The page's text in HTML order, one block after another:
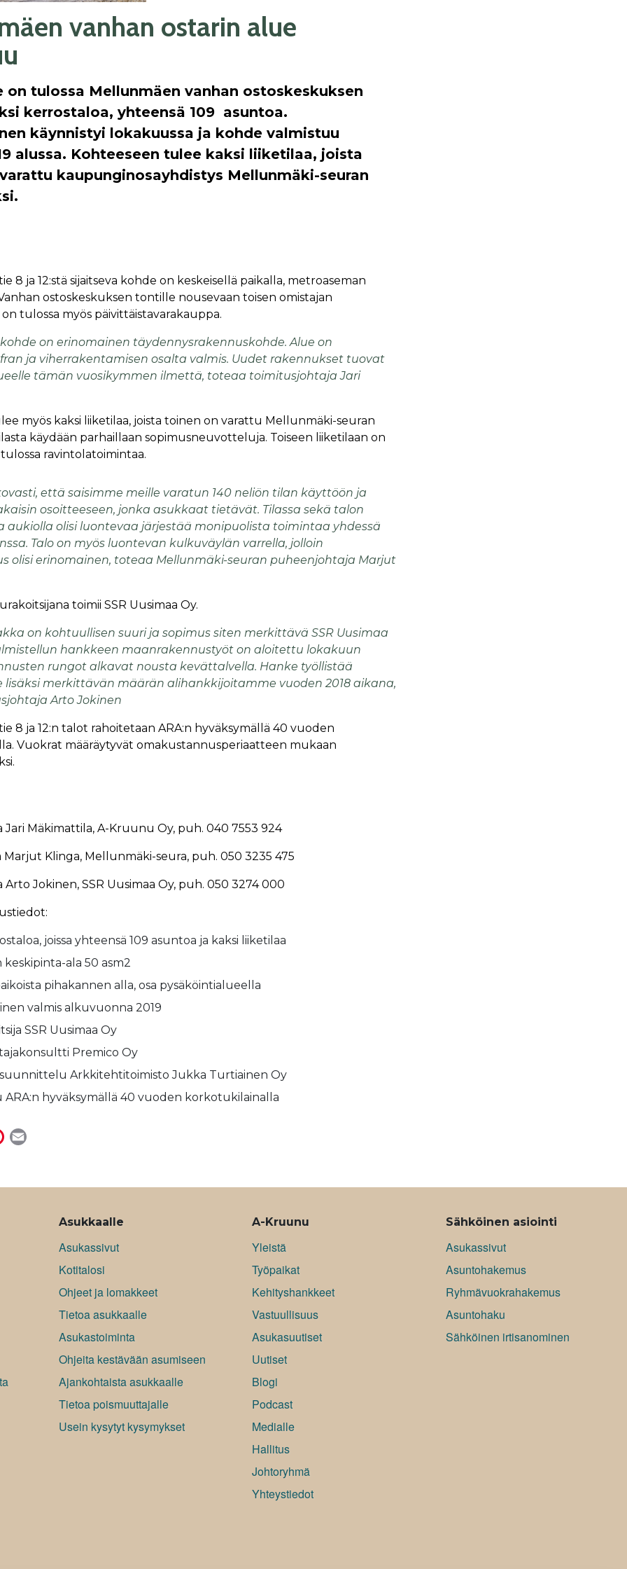
vanhan ostarin alue
on tulossa Mellunmäen vanhan ostoskeskuksen
kerrostaloa, yhteensä 109 asuntoa.
käynnistyi lokakuussa ja kohde valmistuu
alussa. Kohteeseen tulee kaksi liiketilaa, joista
kaupunginosayhdistys Mellunmäki-seuran
8 ja 12:stä sijaitseva kohde on keskeisellä paikalla, metroaseman
Vanhan ostoskeskuksen tontille nousevaan toisen omistajan
tulossa myös päivittäistavarakauppa.
on erinomainen täydennysrakennuskohde. Alue on
ja viherrakentamisen osalta valmis. Uudet rakennukset tuovat
tämän vuosikymmen ilmettä, toteaa toimitusjohtaja Jari
myös kaksi liiketilaa, joista toinen on varattu Mellunmäki-seuran
käydään parhaillaan sopimusneuvotteluja. Toiseen liiketilaan on
ravintolatoimintaa.
että saisimme meille varatun 140 neliön tilan käyttöön ja
osoitteeseen, jonka asukkaat tietävät. Tilassa sekä talon
aukiolla olisi luontevaa järjestää monipuolista toimintaa yhdessä
Talo on myös luontevan kulkuväylän varrella, jolloin
olisi erinomainen, toteaa Mellunmäki-seuran puheenjohtaja Marjut
toimii SSR Uusimaa Oy.
on kohtuullisen suuri ja sopimus siten merkittävä SSR Uusimaa
hankkeen maanrakennustyöt on aloitettu lokakuun
rungot alkavat nousta kevättalvella. Hanke työllistää
lisäksi merkittävän määrän alihankkijoitamme vuoden 2018 aikana,
Arto Jokinen
8 ja 12:n talot rahoitetaan ARA:n hyväksymällä 40 vuoden
Vuokrat määräytyvät omakustannusperiaatteen mukaan
Jari Mäkimattila, A-Kruunu Oy, puh. 040 7553 924
Klinga, Mellunmäki-seura, puh. 050 3235 475
Jokinen, SSR Uusimaa Oy, puh. 050 3274 000
joissa yhteensä 109 asuntoa ja kaksi liiketilaa
ala 50 asm2
pihakannen alla, osa pysäköintialueella
valmis alkuvuonna 2019
SSR Uusimaa Oy
Premico Oy
Arkkitehtitoimisto Jukka Turtiainen Oy
hyväksymällä 40 vuoden korkotukilainalla
P
t
E
i
Asukkaalle
Asukassivut
Kotitalosi
Ohjeet ja lomakkeet
Tietoa asukkaalle
Asukastoiminta
Ohjeita kestävään asumiseen
Ajankohtaista asukkaalle
Tietoa poismuuttajalle
Usein kysytyt kysymykset
A-Kruunu
Yleistä
Työpaikat
Kehityshankkeet
Vastuullisuus
Asukasuutiset
Uutiset
Blogi
Podcast
Medialle
Hallitus
Johtoryhmä
Yhteystiedot
Sähköinen asiointi
Asukassivut
Asuntohakemus
Ryhmävuokrahakemus
Asuntohaku
Sähköinen irtisanominen